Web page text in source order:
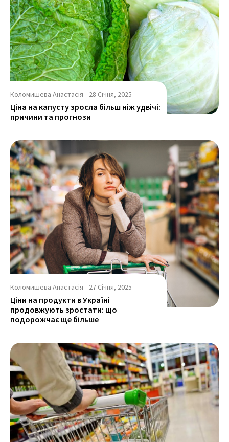
Коломишева Анастасія -28 Січня, 2025
Ціна на капусту зросла більш ніж удвічі:
причини та прогнози
Коломишева Анастасія -27 Січня, 2025
Ціни на продукти в Україні
продовжують зростати: що
подорожчає ще більше